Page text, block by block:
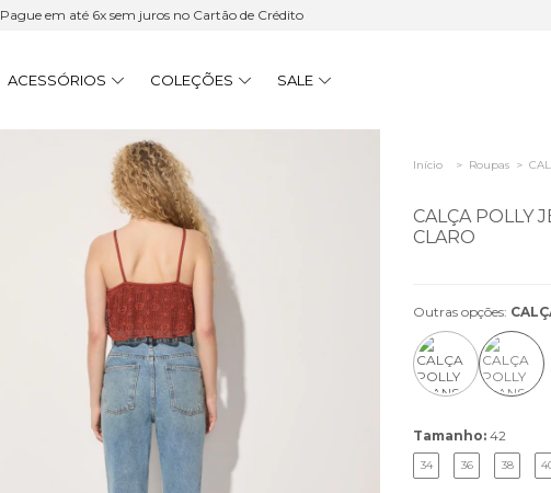
Pague em até 6x sem juros no Cartão de Crédito
ACESSÓRIOS COLEÇÕES SALE
Início > Roupas >
CALÇA POLLY
CLARO
Outras opções:
Tamanho: 42
34 36 38